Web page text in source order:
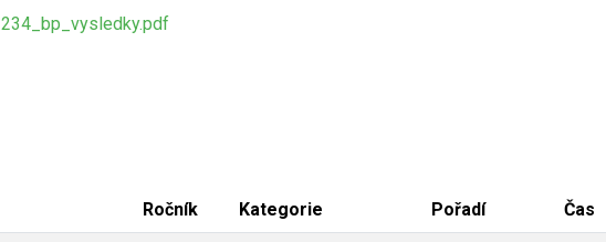
234_bp_vysledky.pdf
Ročník Kategorie Pořadí Čas